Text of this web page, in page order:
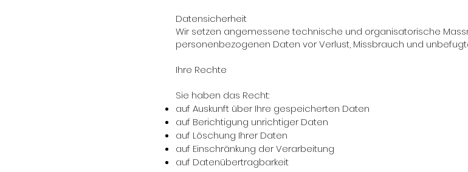
Datensicherheit
Wir setzen angemessene technische und organisatorische
personenbezogenen Daten vor Verlust, Missbrauch und
Ihre Rechte
Sie haben das Recht:
auf Auskunft über Ihre gespeicherten Daten
auf Berichtigung unrichtiger Daten
auf Löschung Ihrer Daten
auf Einschränkung der Verarbeitung
auf Datenübertragbarkeit